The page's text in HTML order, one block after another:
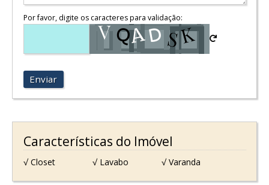
Por favor, digite os caracteres para validação:
Enviar
Características do Imóvel
√ Closet √ Lavabo √ Varanda